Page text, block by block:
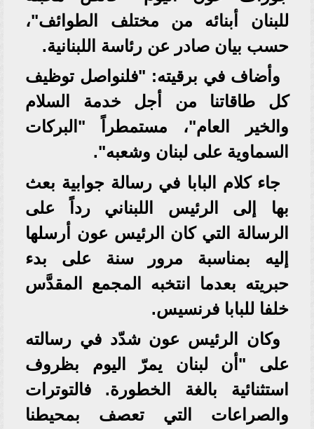
للبنان أبنائه من مختلف الطوائف"،
حسب بيان صادر عن رئاسة اللبنانية.
وأضاف في برقيته: "فلنواصل توظيف
كل طاقاتنا من أجل خدمة السلام
والخير العام"، مستمطراً "البركات
السماوية على لبنان وشعبه".
جاء كلام البابا في رسالة جوابية بعث
بها إلى الرئيس اللبناني رداً على
الرسالة التي كان الرئيس عون أرسلها
إليه بمناسبة مرور سنة على بدء
حبريته بعدما انتخبه المجمع المقدَّس
خلفا للبابا فرنسيس.
وكان الرئيس عون شدّد في رسالته
على "أن لبنان يمرّ اليوم بظروف
استثنائية بالغة الخطورة. فالتوترات
والصراعات التي تعصف بمحيطنا